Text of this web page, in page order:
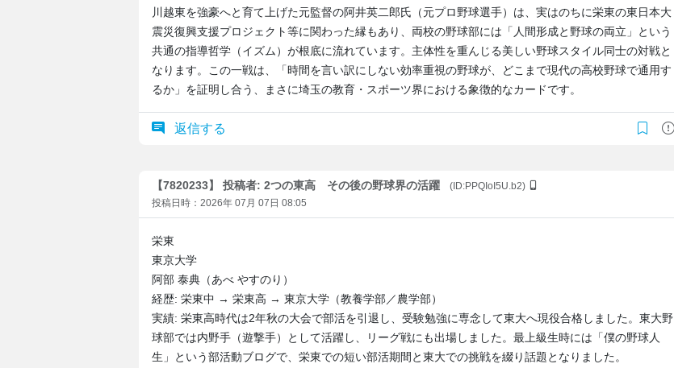
川越東を強豪へと育て上げた元監督の阿井英二郎氏（元プロ野球選手）は、実はのちに栄東の東日本大
震災復興支援プロジェクト等に関わった縁もあり、両校の野球部には「人間形成と野球の両立」という
共通の指導哲学（イズム）が根底に流れています。主体性を重んじる美しい野球スタイル同士の対戦と
なります。この一戦は、「時間を言い訳にしない効率重視の野球が、どこまで現代の高校野球で通用す
るか」を証明し合う、まさに埼玉の教育・スポーツ界における象徴的なカードです。
返信する
【7820233】 投稿者: 2つの東高 その後の野球界の活躍
(ID:PPQIoI5U.b2)
投稿日時：2026年 07月 07日 08:05
栄東
東京大学
阿部 泰典（あべ やすのり）
経歴: 栄東中 → 栄東高 → 東京大学（教養学部／農学部）
実績: 栄東高時代は2年秋の大会で部活を引退し、受験勉強に専念して東大へ現役合格しました。東大野
球部では内野手（遊撃手）として活躍し、リーグ戦にも出場しました。最上級生時には「僕の野球人
生」という部活動ブログで、栄東での短い部活期間と東大での挑戦を綴り話題となりました。